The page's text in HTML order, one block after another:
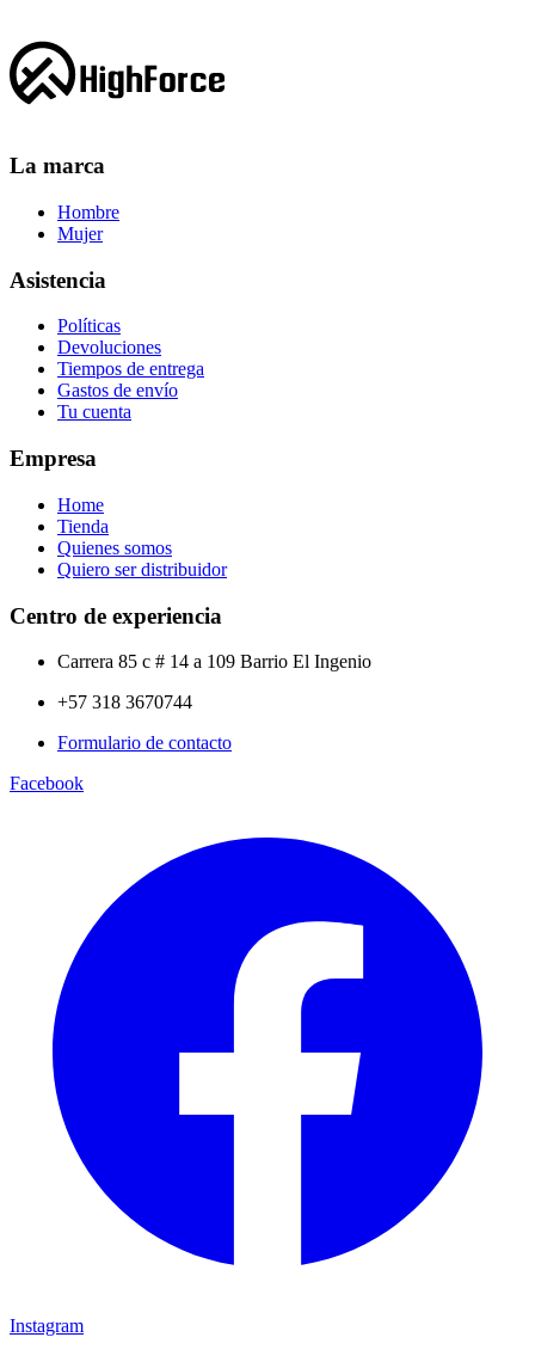
La marca
Hombre
Mujer
Asistencia
Políticas
Devoluciones
Tiempos de entrega
Gastos de envío
Tu cuenta
Empresa
Home
Tienda
Quienes somos
Quiero ser distribuidor
Centro de experiencia
Carrera 85 c # 14 a 109 Barrio El Ingenio
+57 318 3670744
Formulario de contacto
Facebook
Instagram